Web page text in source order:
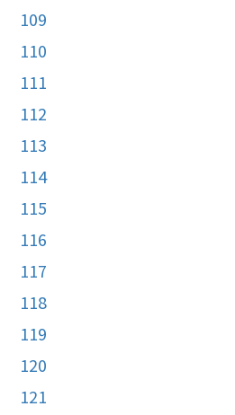
109
110
111
112
113
114
115
116
117
118
119
120
121